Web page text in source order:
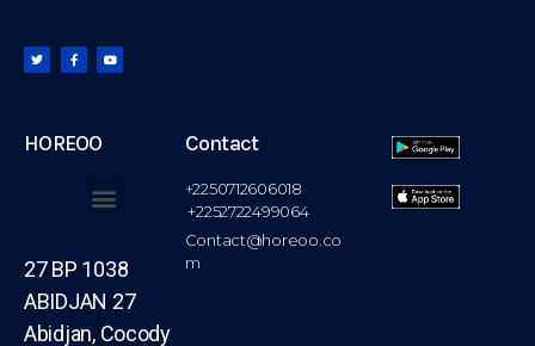
HOREOO
27 BP 1038
ABIDJAN 27
Abidjan, Cocody
Contact
+2250712606018
+2252722499064
Contact@horeoo.co
m